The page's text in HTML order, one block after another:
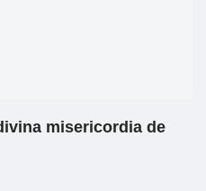
misericordia de